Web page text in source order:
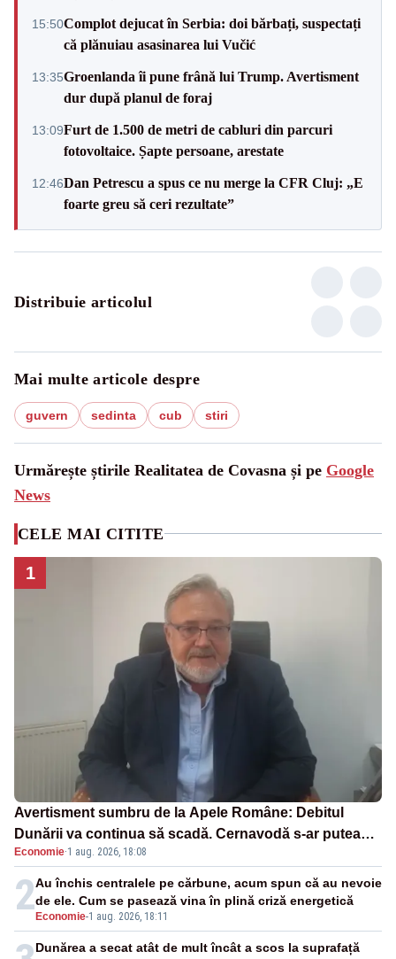
15:50Complot dejucat în Serbia: doi bărbați, suspectați
că plănuiau asasinarea lui Vučić
13:35Groenlanda îi pune frână lui Trump. Avertisment
dur după planul de foraj
13:09Furt de 1.500 de metri de cabluri din parcuri
fotovoltaice. Șapte persoane, arestate
12:46Dan Petrescu a spus ce nu merge la CFR Cluj: „E
foarte greu să ceri rezultate”
Distribuie articolul
Mai multe articole despre
guvern sedinta cub stiri
Urmărește știrile Realitatea de Covasna și pe Google
News
CELE MAI CITITE
1
Avertisment sumbru de la Apele Române: Debitul
Dunării va continua să scadă. Cernavodă s-ar putea
închide în 4 zile
Economie·1 aug. 2026, 18:08
2 Economie-1 aug. 2026, 18:11
Au închis centralele pe cărbune, acum spun că au nevoie
de ele. Cum se pasează vina în plină criză energetică
Dunărea a secat atât de mult încât a scos la suprafață